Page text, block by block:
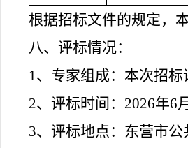
根据招标文件的规定，
八、评标情况：
1、专家组成：本次招
2、评标时间：2026年6月
3、评标地点： 东营市公